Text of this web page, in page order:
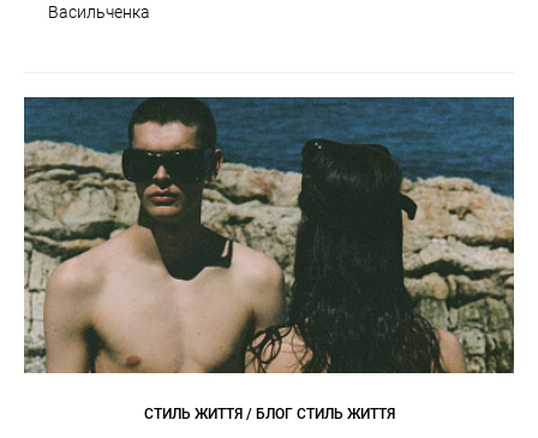
Васильченка
СТИЛЬ ЖИТТЯ / БЛОГ СТИЛЬ ЖИТТЯ